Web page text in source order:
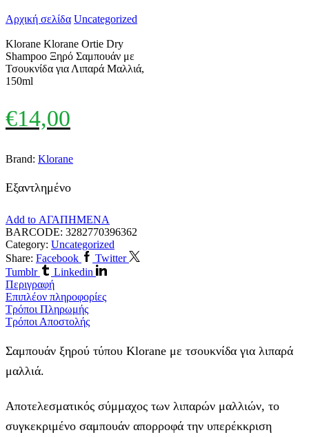
Αρχική σελίδα Uncategorized
Klorane Klorane Ortie Dry
Shampoo Ξηρό Σαμπουάν με
Τσουκνίδα για Λιπαρά Μαλλιά,
150ml
€14,00
Brand: Klorane
Εξαντλημένο
Add to ΑΓΑΠΗΜΕΝΑ
BARCODE: 3282770396362
Category: Uncategorized
Share: Facebook
Twitter
Tumblr
Linkedin
Περιγραφή
Επιπλέον πληροφορίες
Τρόποι Πληρωμής
Τρόποι Αποστολής
Σαμπουάν ξηρού τύπου Klorane με τσουκνίδα για λιπαρά
μαλλιά.
Αποτελεσματικός σύμμαχος των λιπαρών μαλλιών, το
συγκεκριμένο σαμπουάν απορροφά την υπερέκκριση